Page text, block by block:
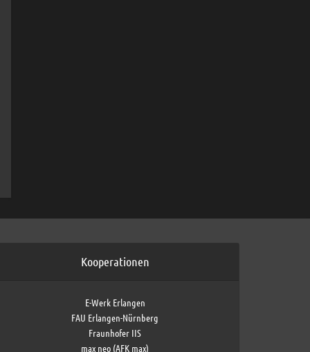
Kooperationen
E-Werk Erlangen
FAU Erlangen-Nürnberg
Fraunhofer IIS
max neo (AFK max)